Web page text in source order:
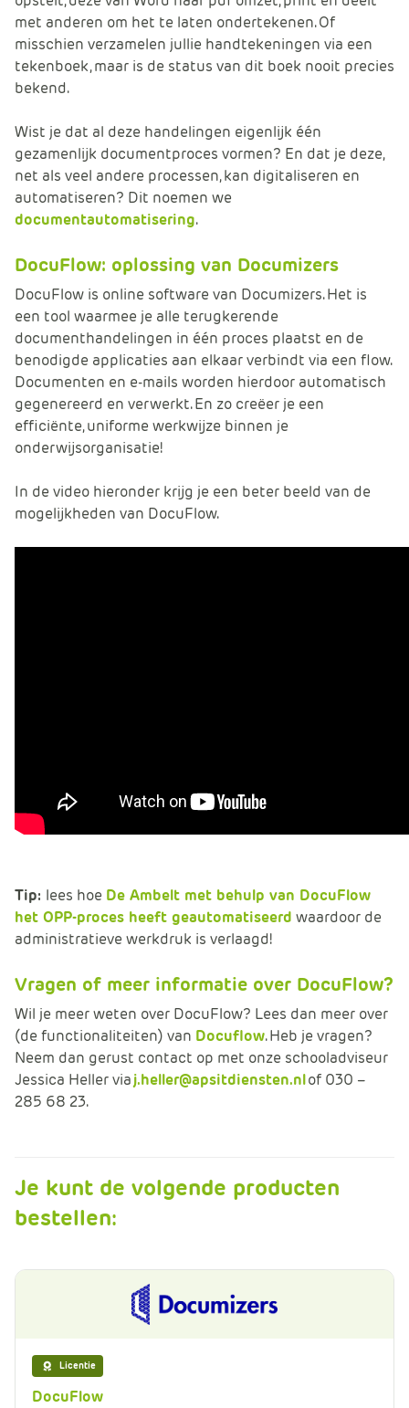
i
t
met anderen om het te laten ondertekenen. Of
misschien verzamelen jullie handtekeningen via een
tekenboek, maar is de status van dit boek nooit precies
bekend.
Wist je dat al deze handelingen eigenlijk één
gezamenlijk documentproces vormen? En dat je deze,
net als veel andere processen, kan digitaliseren en
automatiseren? Dit noemen we
documentautomatisering.
DocuFlow: oplossing van Documizers
DocuFlow is online software van Documizers. Het is
een tool waarmee je alle terugkerende
documenthandelingen in één proces plaatst en de
benodigde applicaties aan elkaar verbindt via een flow.
Documenten en e-mails worden hierdoor automatisch
gegenereerd en verwerkt. En zo creëer je een
efficiënte, uniforme werkwijze binnen je
onderwijsorganisatie!
In de video hieronder krijg je een beter beeld van de
mogelijkheden van DocuFlow.
Tip: lees hoe De Ambelt met behulp van DocuFlow
het OPP-proces heeft geautomatiseerd waardoor de
administratieve werkdruk is verlaagd!
Vragen of meer informatie over DocuFlow?
Wil je meer weten over DocuFlow? Lees dan meer over
(de functionaliteiten) van Docuflow. Heb je vragen?
Neem dan gerust contact op met onze schooladviseur
Jessica Heller viaj.heller@apsitdiensten.nlof 030 –
285 68 23.
Je kunt de volgende producten
bestellen:
Licentie
DocuFlow